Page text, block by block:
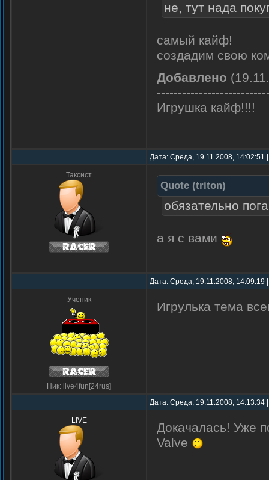
не, тут нада
самый кайф!
создадим свою
Добавлено
Игрушка кайф!!!!
Дата: Среда, 19.11.2008,
Таксист
Quote (triton)
обязательно
а я с вами
Дата: Среда, 19.11.2008,
Ученик
Ник: live4fun[24rus]
Игрулька тема
Дата: Среда, 19.11.2008,
LIVE
Докачалась! Уже
Valve